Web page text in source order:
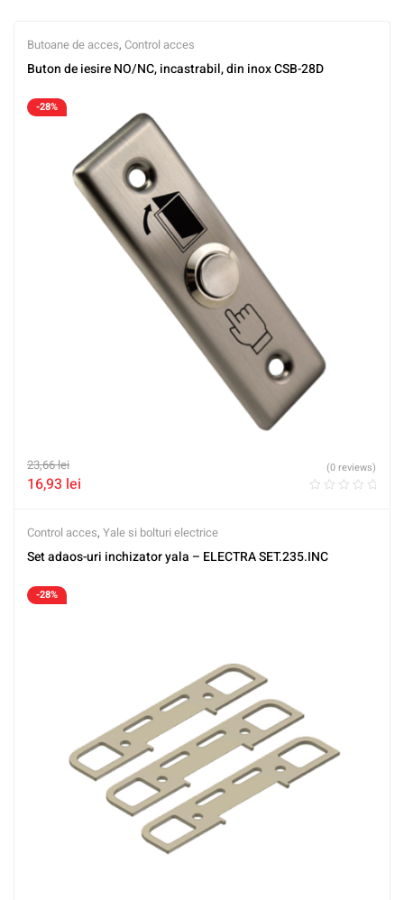
Butoane de acces, Control acces
Buton de iesire NO/NC, incastrabil, din inox CSB-28D
-28%
23,66lei
16,93 lei
(0 reviews)
Control acces, Yale si bolturi electrice
Set adaos-uri inchizator yala – ELECTRA SET.235.INC
-28%